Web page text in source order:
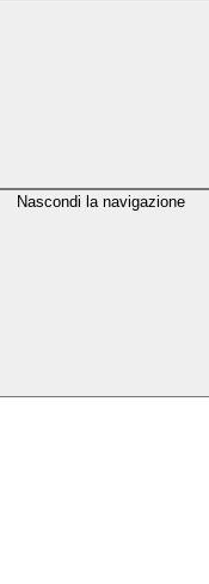
Nascondi la navigazione